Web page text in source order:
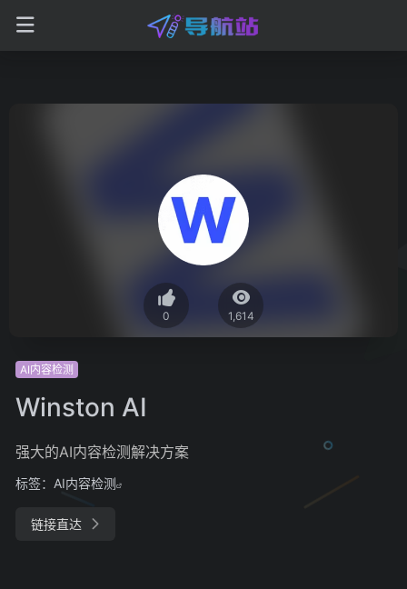
0 1,614
AI内容检测
Winston AI
强大的AI内容检测解决方案
标签： AI内容检测
链接直达